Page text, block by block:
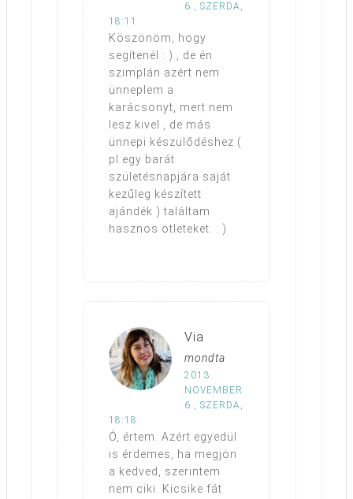
6., SZERDA,
18:11
Köszönöm, hogy
segítenél : ) , de én
szimplán azért nem
ünneplem a
karácsonyt, mert nem
lesz kivel , de más
ünnepi készülődéshez (
pl egy barát
születésnapjára saját
kezűleg készített
ajándék ) találtam
hasznos ötleteket. : )
Via
mondta
2013.
NOVEMBER
6., SZERDA,
18:18
Ó, értem. Azért egyedül
is érdemes, ha megjön
a kedved, szerintem
nem ciki. Kicsike fát